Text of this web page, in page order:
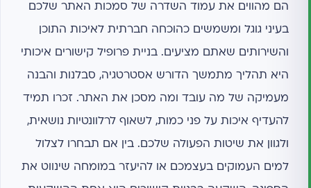
הם מהווים את עמוד השדרה של סמכות האתר שלכם
בעיני גוגל ומשמשים כהוכחה חברתית לאיכות התוכן
והשירותים שאתם מציעים. בניית פרופיל קישורים איכותי
היא תהליך מתמשך הדורש אסטרטגיה, סבלנות והבנה
מעמיקה של מה עובד ומה מסכן את האתר. זכרו תמיד
להעדיף איכות על פני כמות, לשאוף לרלוונטיות נושאית,
ולגוון את שיטות הפעולה שלכם. בין אם תבחרו לצלול
למים העמוקים בעצמכם או להיעזר במומחה שינווט את